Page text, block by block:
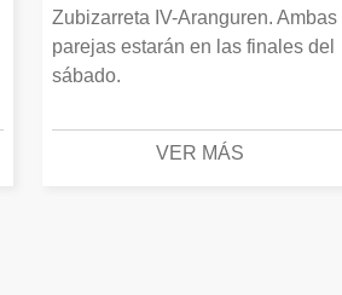
Zubizarreta IV-Aranguren. Ambas
parejas estarán en las finales del
sábado.
VER MÁS